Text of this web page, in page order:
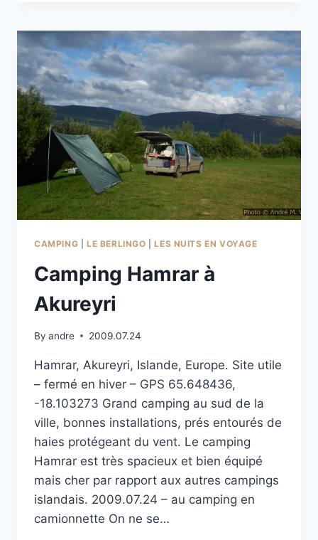
CAMPING LE BERLINGO |LES NUITS EN VOYAGE
Camping Hamrar à
Akureyri
By andre 2009.07.24
Hamrar, Akureyri, Islande, Europe. Site utile
– fermé en hiver – GPS 65.648436,
-18.103273 Grand camping au sud de la
ville, bonnes installations, prés entourés de
haies protégeant du vent. Le camping
Hamrar est très spacieux et bien équipé
mais cher par rapport aux autres campings
islandais. 2009.07.24 – au camping en
camionnette On ne se…